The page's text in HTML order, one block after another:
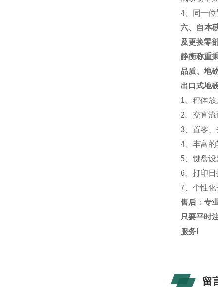
4 、同一
六、自本
及更换零
静衡称重
品质、地
出口式地
1、秤体
2、交直
3、置零
4、丰富
5、键盘设
6、打印
7、个性
售后：专
只要平时
服务!
留